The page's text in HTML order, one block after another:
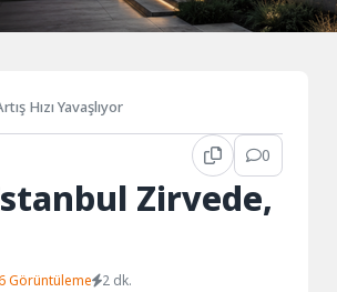
Hızı Yavaşlıyor
0
Zirvede,
Görüntüleme 2 dk.